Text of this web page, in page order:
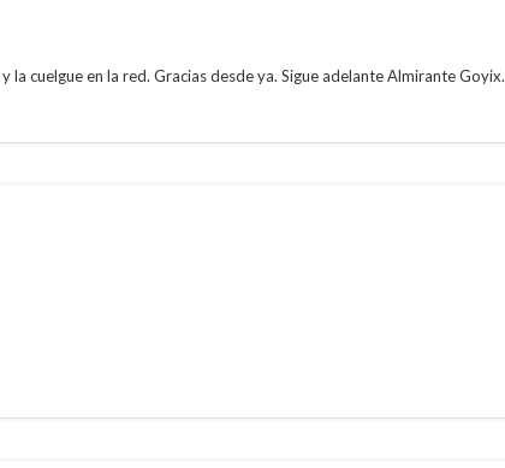
cuelgue en la red. Gracias desde ya. Sigue adelante Almirante Goyix.